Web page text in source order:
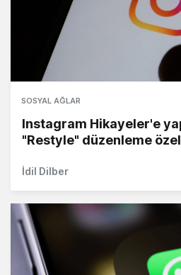
SOSYAL AĞLAR
Instagram Hikayeler'e
"Restyle" düzenleme
İdil Dilber